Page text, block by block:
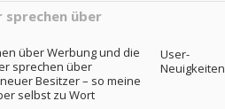
sprechen über
über Werbung und die
sprechen über
Besitzer – so meine
selbst zu Wort
User-
Neuigkeiten